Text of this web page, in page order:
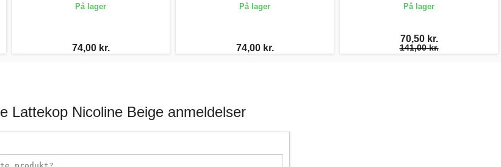
På lager
74,00 kr.
På lager
74,00 kr.
På lager
70,50 kr.
141,00 kr.
Lattekop Nicoline Beige anmeldelser